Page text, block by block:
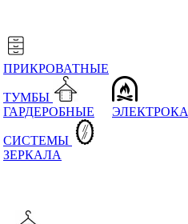
ПРИКРОВАТНЫЕ
ТУМБЫ
ГАРДЕРОБНЫЕ
СИСТЕМЫ
ЗЕРКАЛА